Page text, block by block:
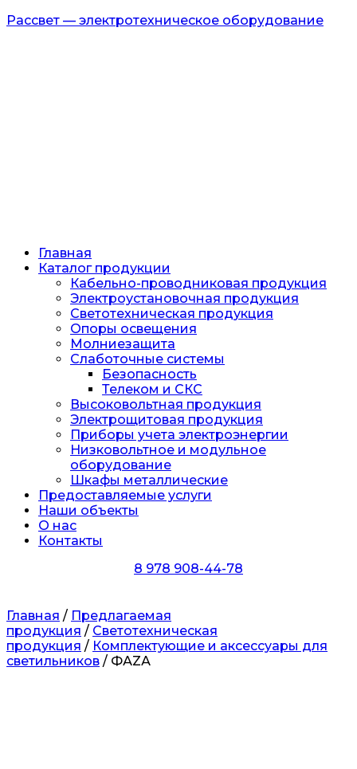
Рассвет — электротехническое оборудование
Главная
Каталог продукции
Кабельно-проводниковая продукция
Электроустановочная продукция
Светотехническая продукция
Опоры освещения
Молниезащита
Слаботочные системы
Безопасность
Телеком и СКС
Высоковольтная продукция
Электрощитовая продукция
Приборы учета электроэнергии
Низковольтное и модульное
оборудование
Шкафы металлические
Предоставляемые услуги
Наши объекты
О нас
Контакты
8 978 908-44-78
Главная / Предлагаемая
продукция / Светотехническая
продукция / Комплектующие и аксессуары для
светильников / ФАZА